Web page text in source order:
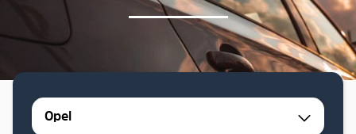
Opel